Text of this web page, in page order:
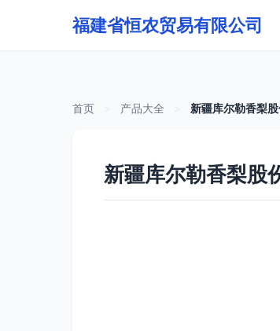
福建省恒农贸易有限公司
首页 产品大全 新疆库尔勒香梨
新疆库尔勒香梨股